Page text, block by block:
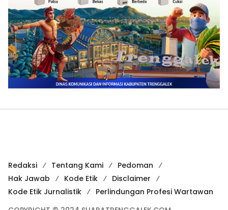
Redaksi Tentang Kami
Pedoman
Hak Jawab
Kode Etik
Disclaimer
Kode Etik Jurnalistik
Perlindungan Profesi Wartawan